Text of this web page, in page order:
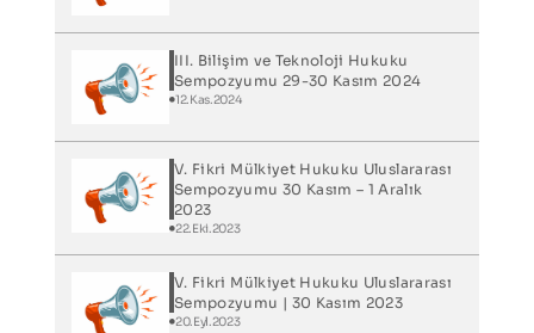
III. Bilişim ve Teknoloji Hukuku
Sempozyumu 29-30 Kasım 2024
12.Kas.2024
V. Fikri Mülkiyet Hukuku Uluslararası
Sempozyumu 30 Kasım – 1 Aralık
2023
22.Eki.2023
V. Fikri Mülkiyet Hukuku Uluslararası
Sempozyumu | 30 Kasım 2023
20.Eyl.2023